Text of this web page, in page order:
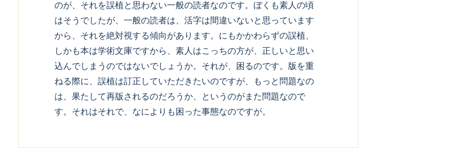
のが、それを誤植と思わない一般の読者なのです。ぼくも素人の頃
はそうでしたが、一般の読者は、活字は間違いないと思っています
から、それを絶対視する傾向があります。にもかかわらずの誤植、
しかも本は学術文庫ですから、素人はこっちの方が、正しいと思い
込んでしまうのではないでしょうか。それが、困るのです。版を重
ねる際に、誤植は訂正していただきたいのですが、もっと問題なの
は、果たして再版されるのだろうか、というのがまた問題なので
す。それはそれで、なによりも困った事態なのですが。